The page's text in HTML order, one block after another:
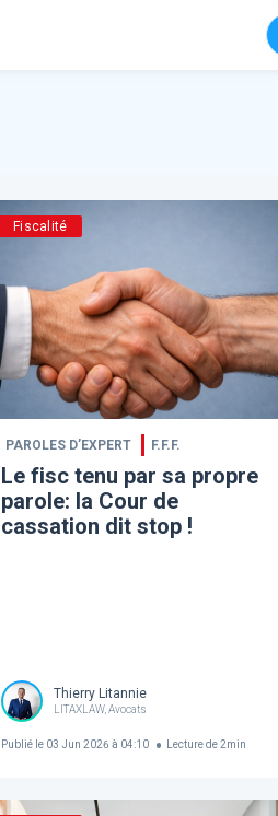
Fiscalité
PAROLES D’EXPERT F.F.F.
Le fisc tenu par sa propre
parole: la Cour de
cassation dit stop !
Thierry Litannie
LITAXLAW, Avocats
Publié le03 Jun 2026 à 04:10 Lecture de2min